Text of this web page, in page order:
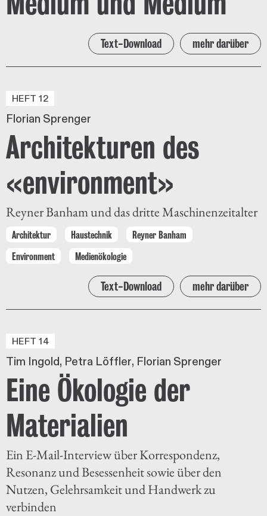
Text-Download mehr darüber
HEFT 12
Florian Sprenger
Architekturen des
«environment»
Reyner Banham und das dritte Maschinenzeitalter
Architektur Haustechnik
Reyner Banham
Environment
Medienökologie
Text-Download mehr darüber
HEFT 14
Tim Ingold Petra Löffler Florian Sprenger
Eine Ökologie der
Materialien
Ein E-Mail-Interview über Korrespondenz,
Resonanz und Besessenheit sowie über den
Nutzen, Gelehrsamkeit und Handwerk zu
verbinden